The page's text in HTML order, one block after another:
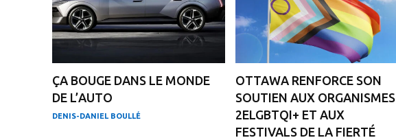
ÇA BOUGE DANS LE MONDE
DE L’AUTO
DENIS-DANIEL BOULLÉ
OTTAWA RENFORCE SON
SOUTIEN AUX ORGANISMES
2ELGBTQI+ ET AUX
FESTIVALS DE LA FIERTÉ